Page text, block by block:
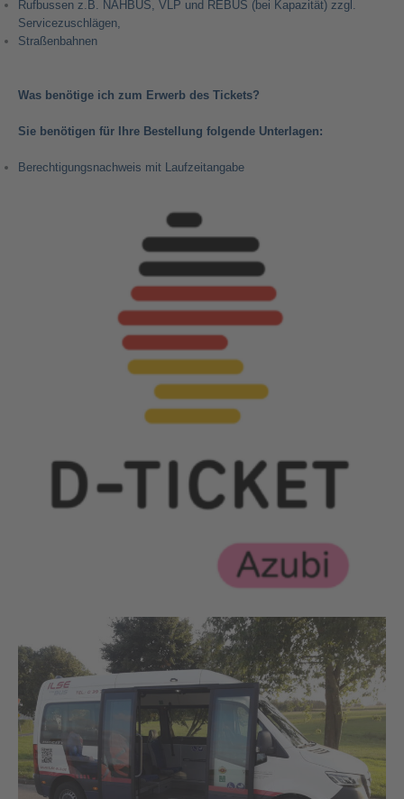
Rufbussen z.B. NAHBUS, VLP und REBUS (bei Kapazität) zzgl.
Servicezuschlägen,
Straßenbahnen
Was benötige ich zum Erwerb des Tickets?
Sie benötigen für Ihre Bestellung folgende Unterlagen:
Berechtigungsnachweis mit Laufzeitangabe